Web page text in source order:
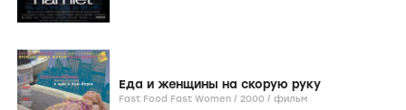
Еда и женщины на скорую руку
Fast Food Fast Women / 2000 / фильм